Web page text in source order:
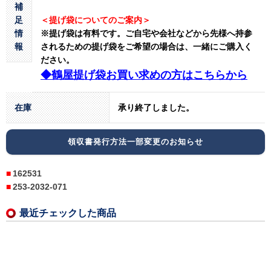
補
足
情
報
＜提げ袋についてのご案内＞
※提げ袋は有料です。 ご自宅や会社などから先様へ持参
されるための提げ袋をご希望の場合は、一緒にご購入く
ださい。
◆鶴屋提げ袋お買い求めの方はこちらから
在庫 承り終了しました。
領収書発行方法一部変更のお知らせ
162531
253-2032-071
最近チェックした商品